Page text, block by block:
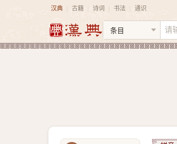
汉典 古籍 诗词 书法 通识